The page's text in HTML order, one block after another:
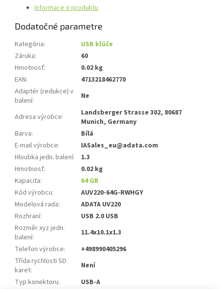
Informace o produktu
Dodatočné parametre
Kategória:
USB kľúče
Záruka:
60
Hmotnosť:
0.02 kg
EAN:
4713218462770
Adaptér (redukce) v
balení: Ne
Adresa výrobce:
Landsberger Strasse 302, 80687
Munich, Germany
Barva:
Bílá
E-mail výrobce:
IASales_eu@adata.com
Hloubka jedn. balení:
1.3
Hmotnosť:
0.02 kg
Kapacita:
64 GB
Kód výrobcu:
AUV220-64G-RWHGY
Modelová rada:
ADATA UV220
Rozhraní:
USB 2.0 USB
Rozměr xyz jedn.
balení:
11.4x10.1x1.3
Telefon výrobce:
+498990405296
Třída rychlosti SD
karet:
Není
Typ konektoru:
USB-A